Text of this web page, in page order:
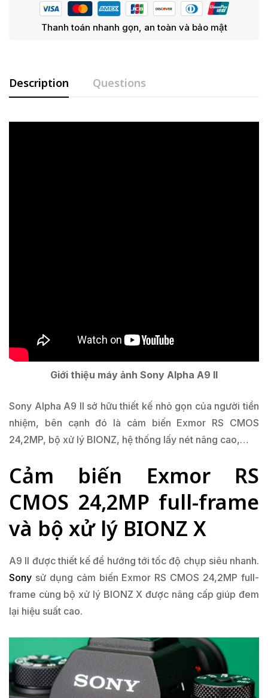
Thanh toán nhanh gọn, an toàn và bảo mật
Description Questions
Giới thiệu máy ảnh Sony Alpha A9 II
Sony Alpha A9 II sở hữu thiết kế nhỏ gọn của người tiền
nhiệm, bên cạnh đó là cảm biến Exmor RS CMOS
24,2MP, bộ xử lý BIONZ, hệ thống lấy nét nâng cao,…
Cảm biến Exmor RS
CMOS 24,2MP full-frame
và bộ xử lý BIONZ X
A9 II được thiết kế để hướng tới tốc độ chụp siêu nhanh.
Sony sử dụng cảm biến Exmor RS CMOS 24,2MP full-
frame cùng bộ xử lý BIONZ X được nâng cấp giúp đem
lại hiệu suất cao.